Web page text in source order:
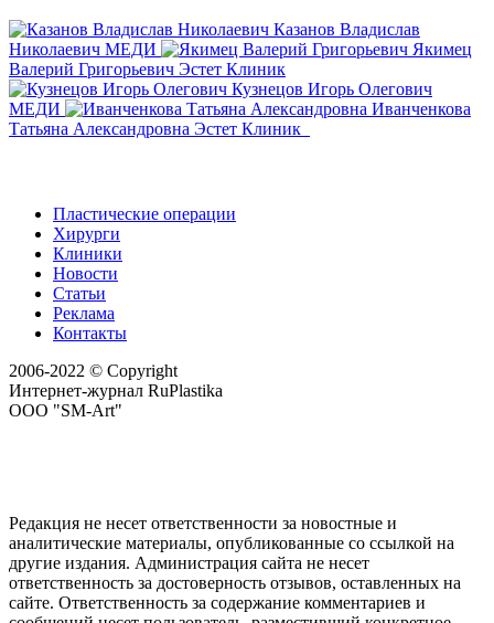
Казанов Владислав
Николаевич МЕДИ
Якимец
Валерий Григорьевич Эстет Клиник
Кузнецов Игорь Олегович
МЕДИ
Иванченкова
Татьяна Александровна Эстет Клиник
Пластические операции
Хирурги
Клиники
Новости
Статьи
Реклама
Контакты
2006-2022 © Copyright
Интернет-журнал RuPlastika
ООО "SM-Art"
Редакция не несет ответственности за новостные и
аналитические материалы, опубликованные со ссылкой на
другие издания. Администрация сайта не несет
ответственность за достоверность отзывов, оставленных на
сайте. Ответственность за содержание комментариев и